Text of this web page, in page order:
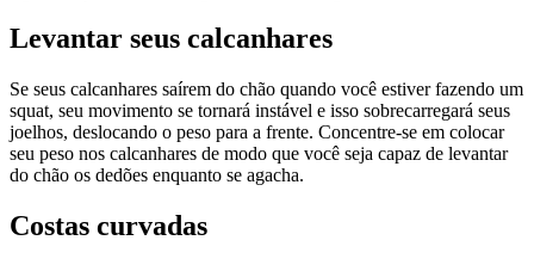
Levantar seus calcanhares
Se seus calcanhares saírem do chão quando você estiver fazendo um
squat, seu movimento se tornará instável e isso sobrecarregará seus
joelhos, deslocando o peso para a frente. Concentre-se em colocar
seu peso nos calcanhares de modo que você seja capaz de levantar
do chão os dedões enquanto se agacha.
Costas curvadas